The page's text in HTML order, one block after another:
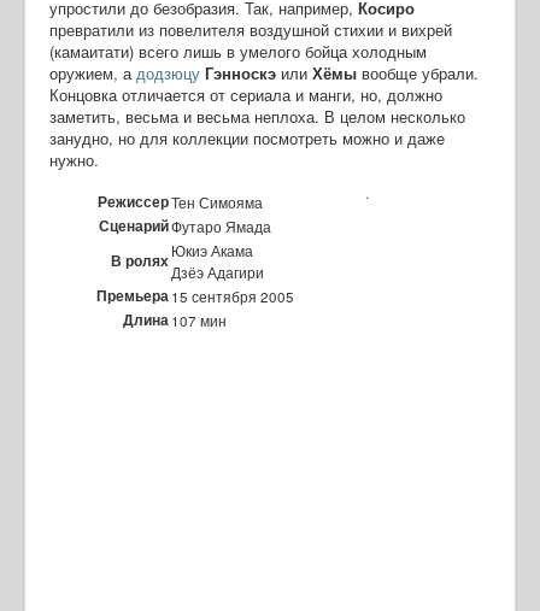
упростили до безобразия. Так, например, Косиро
превратили из повелителя воздушной стихии и вихрей
(камаитати) всего лишь в умелого бойца холодным
оружием, адодзюцу Гэнноскэ или Хёмы вообще убрали.
Концовка отличается от сериала и манги, но, должно
заметить, весьма и весьма неплоха. В целом несколько
занудно, но для коллекции посмотреть можно и даже
нужно.
.
РежиссерТен Симояма
СценарийФутаро Ямада
В ролях Юкиэ Акама
Дзёэ Адагири
Премьера 15 сентября 2005
Длина 107 мин